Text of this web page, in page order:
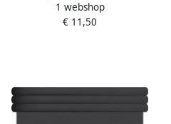
inhoud 9x9x9cm krimp a
700 vel wit
1 webshop
€ 11,50